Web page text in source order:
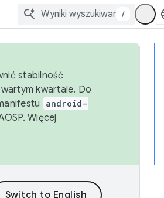
/
stabilność
kwartale. Do
android-
Więcej